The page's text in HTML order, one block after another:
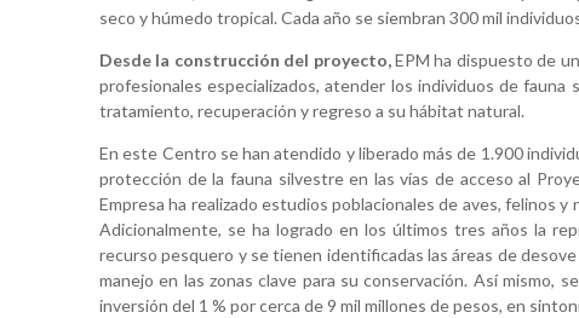
seco y húmedo tropical. Cada año se siembran 300 mil
Desde la construcción del proyecto,EPM ha dispuesto de
profesionales especializados, atender los individuos de
tratamiento, recuperación y regreso a su hábitat natural.
En este Centro se han atendido y liberado más de 1.900
protección de la fauna silvestre en las vías de acceso al
Empresa ha realizado estudios poblacionales de aves, felinos
Adicionalmente, se ha logrado en los últimos tres años la
recurso pesquero y se tienen identificadas las áreas de
manejo en las zonas clave para su conservación. Así mismo,
inversión del 1 % por cerca de 9 mil millones de pesos, en